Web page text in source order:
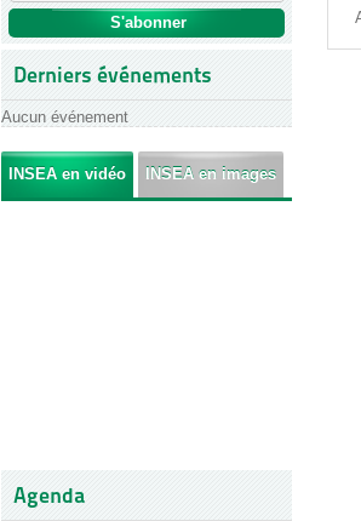
Derniers événements
Aucun événement
INSEA en vidéo INSEA en images
Agenda